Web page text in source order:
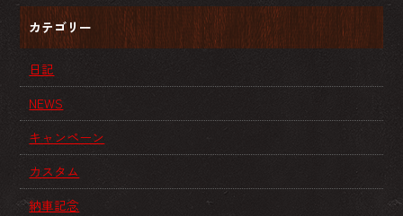
カテゴリー
日記
NEWS
キャンペーン
カスタム
納車記念